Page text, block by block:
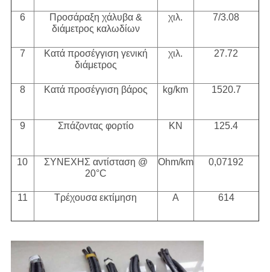
6
Προσάραξη χάλυβα &
διάμετρος καλωδίων
χιλ. 7/3.08
7
Κατά προσέγγιση γενική
διάμετρος
χιλ. 27.72
8 Κατά προσέγγιση βάρος kg/km 1520.7
9 Σπάζοντας φορτίο KN 125.4
10
ΣΥΝΕΧΗΣ αντίσταση @
20°C
Ohm/km 0,07192
11 Τρέχουσα εκτίμηση Α 614